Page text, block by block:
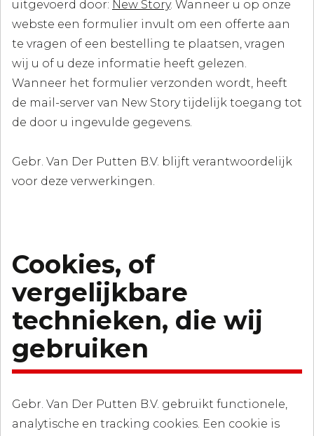
uitgevoerd door: New Story. Wanneer u op onze
webste een formulier invult om een offerte aan
te vragen of een bestelling te plaatsen, vragen
wij u of u deze informatie heeft gelezen.
Wanneer het formulier verzonden wordt, heeft
de mail-server van New Story tijdelijk toegang tot
de door u ingevulde gegevens.
Gebr. Van Der Putten B.V. blijft verantwoordelijk
voor deze verwerkingen.
Cookies, of
vergelijkbare
technieken, die wij
gebruiken
Gebr. Van Der Putten B.V. gebruikt functionele,
analytische en tracking cookies. Een cookie is